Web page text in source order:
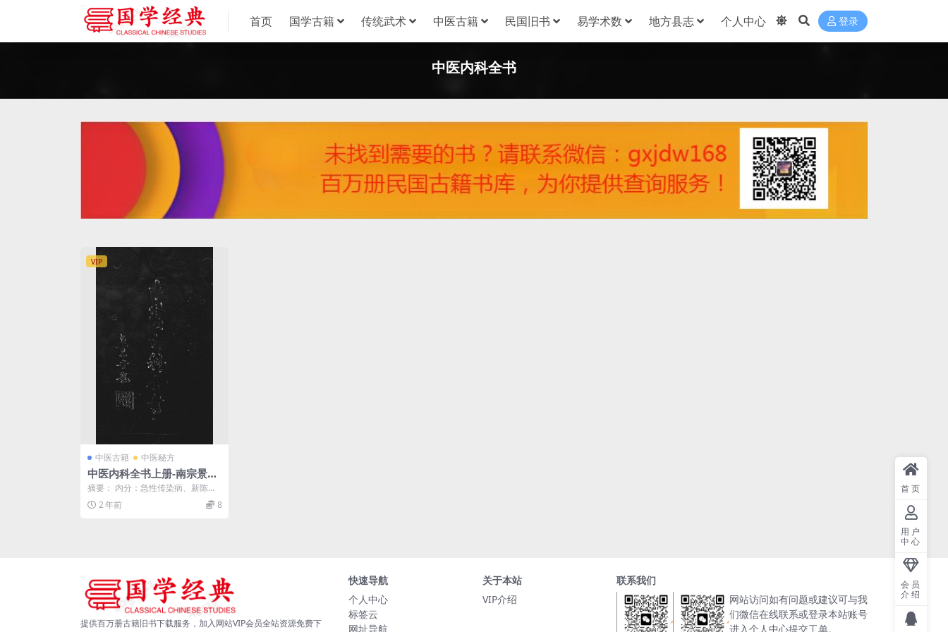
首页 国学古籍 传统武术 中医古籍 民国旧书 易学术数 地方县志 个人中心 登录
中医内科全书
VIP
中医古籍 中医秘方
中医内科全书上册-南宗景著-
南宗景医药事务所
摘要： 内分：急性传染病、新陈代
谢病、呼吸器病、消化器病、循环
器病、血液及脾病、...
2 年前 8
提供百万册古籍旧书下载服务，加入网站VIP会员全站资源免费下
快速导航
个人中心
标签云
网址导航
关于本站
VIP介绍
联系我们
网站访问如有问题或建议可与我
们微信在线联系或登录本站账号
进入个人中心提交工单。
首页
用户
中心
会员
介绍